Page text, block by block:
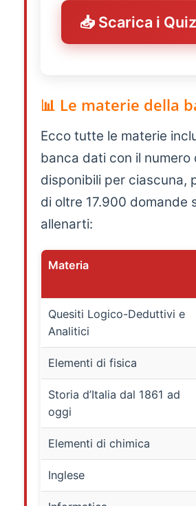
📥 Scarica i
📊 Le materie della
Ecco tutte le materie
banca dati con il numero
disponibili per ciascuna,
di oltre 17.900 domande
allenarti:
Materia
Quesiti Logico-Deduttivi e
Analitici
Elementi di fisica
Storia d’Italia dal 1861 ad
oggi
Elementi di chimica
Inglese